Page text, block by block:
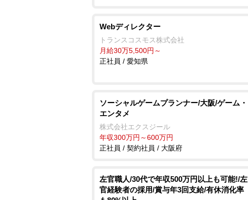
Webディレクター
トランスコスモス株式会社
月給30万5,500円～
正社員 / 愛知県
ソーシャルゲームプランナー/大阪/ゲーム・
エンタメ
株式会社エクスジール
年収300万円～600万円
正社員 / 契約社員 / 大阪府
左官職人/30代で年収500万円以上も可能!/左
官経験者の採用/賞与年3回支給/有休消化率